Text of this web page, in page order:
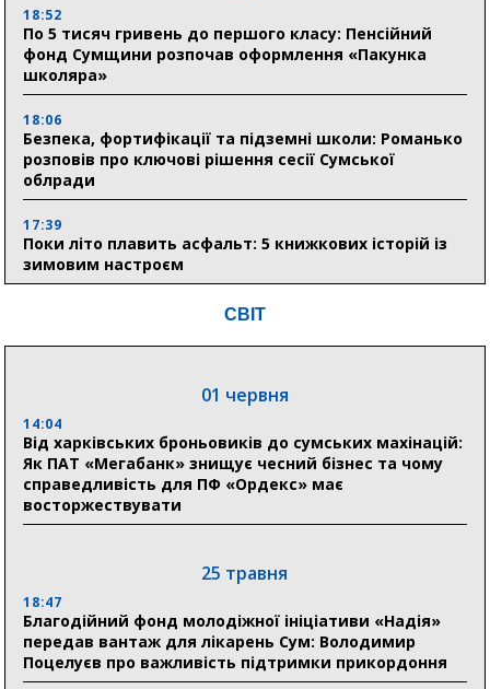
18:52
По 5 тисяч гривень до першого класу: Пенсійний
фонд Сумщини розпочав оформлення «Пакунка
школяра»
18:06
Безпека, фортифікації та підземні школи: Романько
розповів про ключові рішення сесії Сумської
облради
17:39
Поки літо плавить асфальт: 5 книжкових історій із
зимовим настроєм
УЗД та обладнання від партнерів із Німеччини
10:52
Кобзар домовляється із Червоним Хрестом про нові
укриття та енергетичну підтримку для Сумської
громади
Понад 8 мільйонів книжок згоріли. Як допомогти
«Ранку» та іншим видавництвам відновитися
04 серпня
СВІТ
01 червня
14:04
Від харківських броньовиків до сумських махінацій:
Як ПАТ «Мегабанк» знищує чесний бізнес та чому
справедливість для ПФ «Ордекс» має
восторжествувати
25 травня
18:47
Благодійний фонд молодіжної ініціативи «Надія»
передав вантаж для лікарень Сум: Володимир
Поцелуєв про важливість підтримки прикордоння